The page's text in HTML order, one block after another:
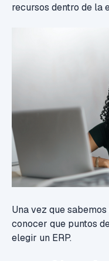
recursos dentro de la
Una vez que
conocer que puntos
elegir un ERP.